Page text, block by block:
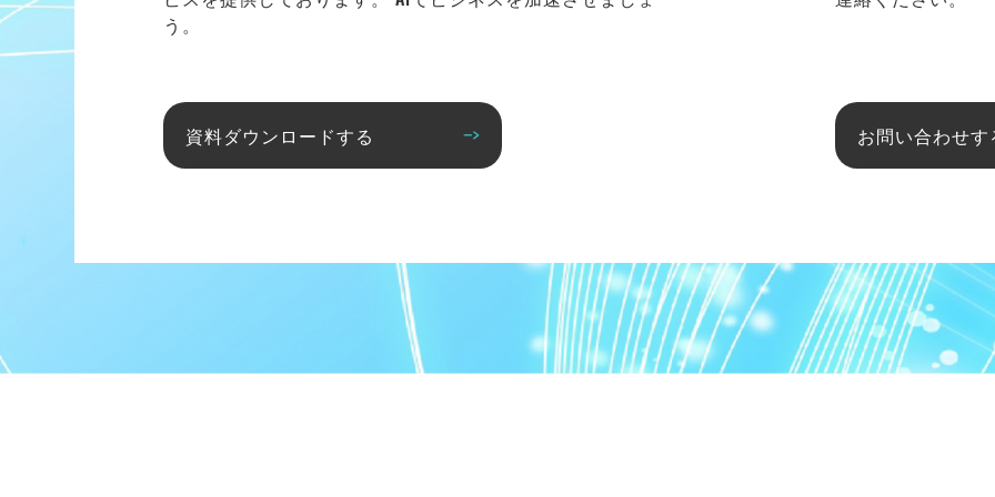
う。
資料ダウンロードする お問い合わせす